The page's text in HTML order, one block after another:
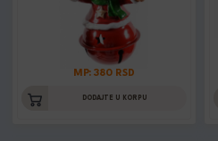
MP: 380 RSD
DODAJTE U KORPU